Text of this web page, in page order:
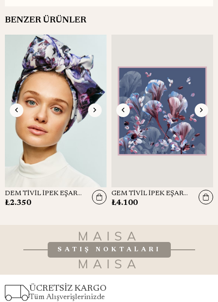
BENZER ÜRÜNLER
DEM TİVİL İPEK EŞARP 90x90
₺2.350
GEM TİVİL İPEK EŞARP 90*90 CM - GRİ MAVİ
₺4.100
MAISA
SATIŞ NOKTALARI
MAISA
ÜCRETSİZ KARGO
Tüm Alışverişlerinizde